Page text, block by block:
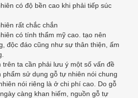
có độ bền cao khi phải tiếp súc
rất chắc chắn
có tính thẩm mỹ cao. tạo nên
độc đáo cũng như sự thân thiện, ấm
trên ta cần phải lưu ý một số vấn đề
phẩm sử dụng gỗ tự nhiên nói chung
nói riêng là ở chi phí cao. Do gỗ
càng khan hiếm, nguồn gỗ tự